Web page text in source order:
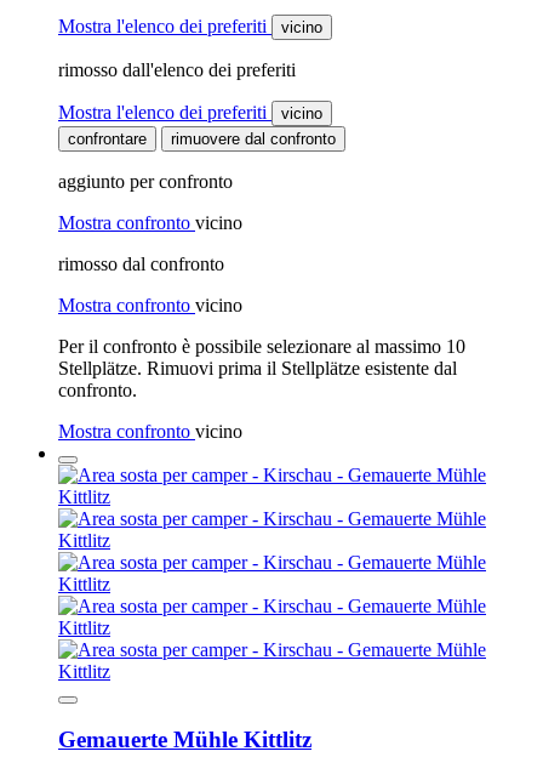
Mostra l'elenco dei preferiti vicino
rimosso dall'elenco dei preferiti
Mostra l'elenco dei preferiti
vicino
confrontare
rimuovere dal confronto
aggiunto per confronto
Mostra confronto vicino
rimosso dal confronto
Mostra confronto vicino
Per il confronto è possibile selezionare al massimo 10
Stellplätze. Rimuovi prima il Stellplätze esistente dal
confronto.
Mostra confronto vicino
Gemauerte Mühle Kittlitz